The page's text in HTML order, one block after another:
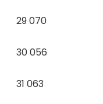
29 070
30 056
31 063